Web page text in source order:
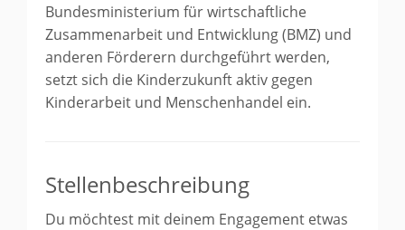
Bundesministerium für wirtschaftliche
Zusammenarbeit und Entwicklung (BMZ) und
anderen Förderern durchgeführt werden,
setzt sich die Kinderzukunft aktiv gegen
Kinderarbeit und Menschenhandel ein.
Stellenbeschreibung
Du möchtest mit deinem Engagement etwas